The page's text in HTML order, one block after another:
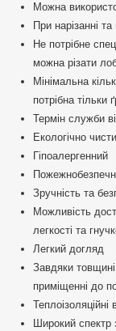
Можна
При нарізанні
Не потрібне
можна різати
Мінімальна
потрібна тільки
Термін служби
Екологічно
Гіпоалергенний
Зручність та
Можливість
легкості та
Легкий догляд
Завдяки
приміщенні до
Теплоізоляційні
Широкий спектр